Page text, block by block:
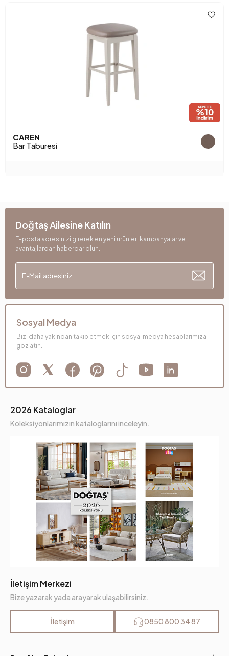
CAREN
Bar Taburesi
2026 Kataloglar
Koleksiyonlarımızın kataloglarını inceleyin.
İletişim Merkezi
Bize yazarak yada arayarak ulaşabilirsiniz.
İletişim 0850 800 34 87
Doğtaş Ailesine Katılın
E-posta adresinizi girerek en yeni ürünler, kampanyalar ve
avantajlardan haberdar olun.
Sosyal Medya
Bizi daha yakından takip etmek için sosyal medya hesaplarımıza
göz atın.